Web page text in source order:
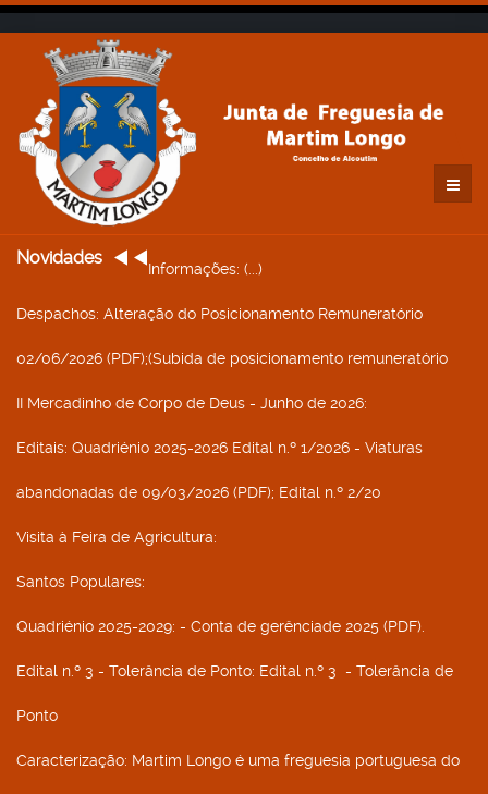
Novidades
Informações: (...)
Despachos: Alteração do Posicionamento Remuneratório
02/06/2026 (PDF);(Subida de posicionamento remuneratório
II Mercadinho de Corpo de Deus - Junho de 2026:
Editais: Quadriénio 2025-2026 Edital n.º 1/2026 - Viaturas
abandonadas de 09/03/2026 (PDF); Edital n.º 2/20
Visita à Feira de Agricultura:
Santos Populares:
Quadriénio 2025-2029: - Conta de gerênciade 2025 (PDF).
Edital n.º 3 - Tolerância de Ponto: Edital n.º 3 - Tolerância de
Ponto
Caracterização: Martim Longo é uma freguesia portuguesa do